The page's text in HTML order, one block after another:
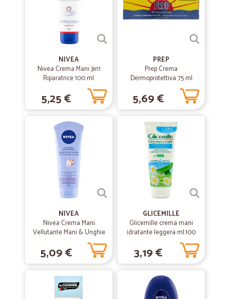
Ottimo, preciso, veloce, economico
29/10/2020
—Francesco D.
PRECISIONE, E SERVIZIO IMPECCABILE, SPECIALMENTE NEL
PRODOTTI REFRIGERATI.
30/08/2020
—Mariarosa R.
buona cicalia valida
buona cicalia valida
— Dina L.
chiama CICALIA E CICALIA risponde…
prepara il tuo ordine,ben confezionato ti arriva a casa,prodotti buoni la
carne ottima così tutti gli altri prodotti. .sono molto soddisfatta anche
per la la premura dell'inviare la spesa e seguire la . consegna sino a
casa, grazie CICALIA rimani sempre così cordiale e nostra amica.
Dina ciao.
—Giuseppe T.
NIVEA
Nivea Crema Mani 3in1
Riparatrice 100 ml.
5,25 €
PREP
Prep Crema
Dermoprotettiva 75 ml
5,69 €
NIVEA
Nivea Crema Mani
Vellutante Mani & Unghie
5,09 €
GLICEMILLE
Glicemille crema mani
idratante leggera ml.100
3,19 €